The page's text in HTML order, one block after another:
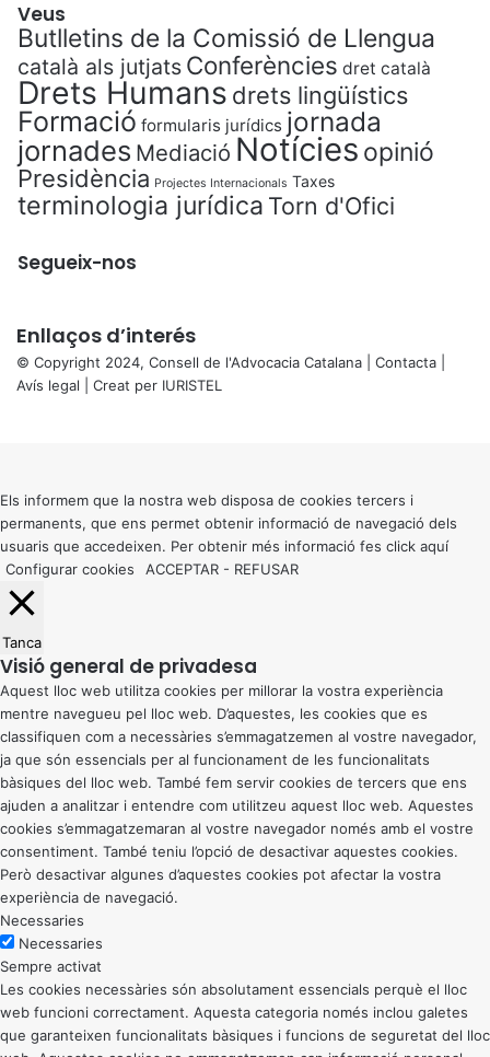
Veus
Butlletins de la Comissió de Llengua
català als jutjats Conferències dret català
Drets Humans drets lingüístics
Formació formularis jurídics jornada
jornades Mediació Notícies opinió
Presidència Projectes Internacionals Taxes
terminologia jurídica Torn d'Ofici
Segueix-nos
Enllaços d’interés
© Copyright 2024, Consell de l'Advocacia Catalana | Contacta
Avís legal | Creat per IURISTEL
button
Els informem que la nostra web disposa de cookies tercers i
permanents, que ens permet obtenir informació de navegació dels
usuaris que accedeixen. Per obtenir més informació fes click aquí
Configurar cookies
ACCEPTAR - REFUSAR
Tanca
Visió general de privadesa
Aquest lloc web utilitza cookies per millorar la vostra experiència
mentre navegueu pel lloc web. D’aquestes, les cookies que es
classifiquen com a necessàries s’emmagatzemen al vostre navegador,
ja que són essencials per al funcionament de les funcionalitats
bàsiques del lloc web. També fem servir cookies de tercers que ens
ajuden a analitzar i entendre com utilitzeu aquest lloc web. Aquestes
cookies s’emmagatzemaran al vostre navegador només amb el vostre
consentiment. També teniu l’opció de desactivar aquestes cookies.
Però desactivar algunes d’aquestes cookies pot afectar la vostra
experiència de navegació.
Necessaries
Necessaries
Sempre activat
Les cookies necessàries són absolutament essencials perquè el lloc
web funcioni correctament. Aquesta categoria només inclou galetes
que garanteixen funcionalitats bàsiques i funcions de seguretat del lloc